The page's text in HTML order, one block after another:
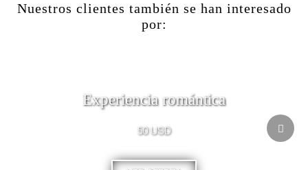
Nuestros clientes también se han interesado
por:
Experiencia romántica
50 USD